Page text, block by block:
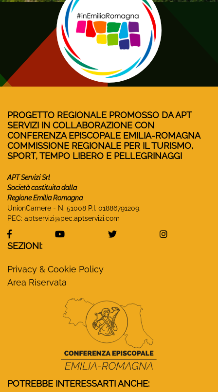
PROGETTO REGIONALE PROMOSSO DA APT
SERVIZI IN COLLABORAZIONE CON
CONFERENZA EPISCOPALE EMILIA-ROMAGNA
COMMISSIONE REGIONALE PER IL TURISMO,
SPORT, TEMPO LIBERO E PELLEGRINAGGI
APT Servizi Srl
Società costituita dalla
Regione Emilia Romagna
UnionCamere - N. 51008 P.I. 01886791209.
PEC: aptservizi@pec.aptservizi.com
visita la pagina Facebook di Monasteri Emilia-
visita la pagina YouTube di
visita la pagina Twitter
visita la
SEZIONI:
Privacy & Cookie Policy
Area Riservata
POTREBBE INTERESSARTI ANCHE: